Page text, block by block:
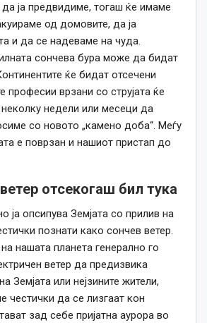
ја предвидиме, тогаш ќе имаме
од домовите, да ја
и да се надеваме на чуда.
сончева бура може да бидат
ќе бидат отсечени
професии врзани со струјата ќе
недели или месеци да
со новото „камено доба“. Меѓу
е поврзан и нашиот пристап до
отсекогаш бил тука
ја опсипува Земјата со прилив на
познати како сончев ветер.
нашата планета генерално го
ветер да предизвика
Земјата или нејзините жители,
честички да се лизгаат кон
зад себе пријатна аурора во